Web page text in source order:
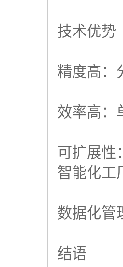
技术优势
精度高：
效率高：
可扩展性
智能化工
数据化管
结语